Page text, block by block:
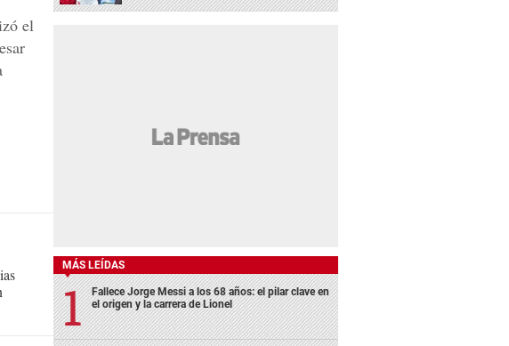
el
MÁS LEÍDAS
Fallece Jorge Messi a los 68 años: el pilar clave en
el origen y la carrera de Lionel